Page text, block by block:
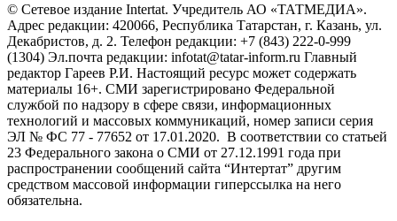
© Сетевое издание Intertat. Учредитель АО «ТАТМЕДИА».
Адрес редакции: 420066, Республика Татарстан, г. Казань, ул.
Декабристов, д. 2. Телефон редакции: +7 (843) 222-0-999
(1304) Эл.почта редакции: infotat@tatar-inform.ru Главный
редактор Гареев Р.И. Настоящий ресурс может содержать
материалы 16+. СМИ зарегистрировано Федеральной
службой по надзору в сфере связи, информационных
технологий и массовых коммуникаций, номер записи серия
ЭЛ № ФС 77 - 77652 от 17.01.2020. В соответствии со статьей
23 Федерального закона о СМИ от 27.12.1991 года при
распространении сообщений сайта “Интертат” другим
средством массовой информации гиперссылка на него
обязательна.